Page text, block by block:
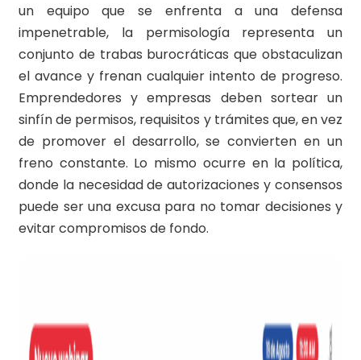
un equipo que se enfrenta a una defensa
impenetrable, la permisología representa un
conjunto de trabas burocráticas que obstaculizan
el avance y frenan cualquier intento de progreso.
Emprendedores y empresas deben sortear un
sinfín de permisos, requisitos y trámites que, en vez
de promover el desarrollo, se convierten en un
freno constante. Lo mismo ocurre en la política,
donde la necesidad de autorizaciones y consensos
puede ser una excusa para no tomar decisiones y
evitar compromisos de fondo.